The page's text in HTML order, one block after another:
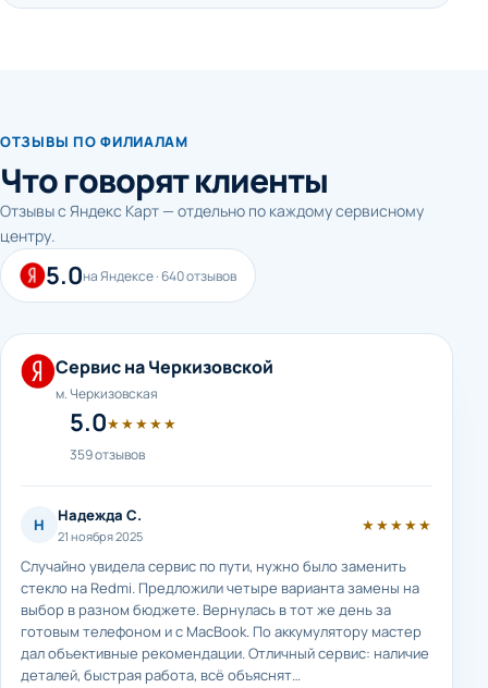
ОТЗЫВЫ ПО ФИЛИАЛАМ
Что говорят клиенты
Отзывы с Яндекс Карт — отдельно по каждому сервисному
центру.
5.0на Яндексе · 640 отзывов
Сервис на Черкизовской
м. Черкизовская
5.0★★★★★
359 отзывов
Н Надежда С.
21 ноября 2025
★★★★★
Случайно увидела сервис по пути, нужно было заменить
стекло на Redmi. Предложили четыре варианта замены на
выбор в разном бюджете. Вернулась в тот же день за
готовым телефоном и с MacBook. По аккумулятору мастер
дал объективные рекомендации. Отличный сервис: наличие
деталей, быстрая работа, всё объяснят…